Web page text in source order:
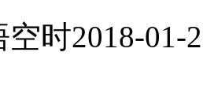
空时2018-01-